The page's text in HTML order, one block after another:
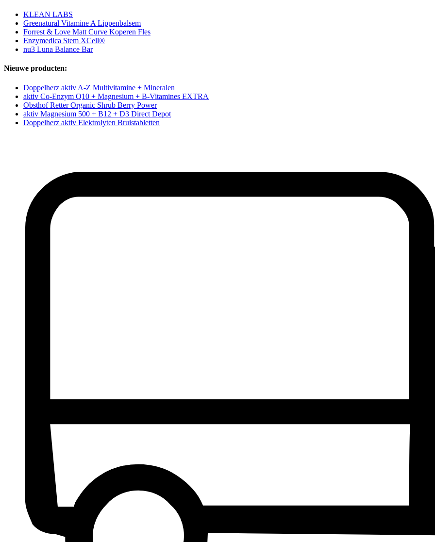
KLEAN LABS
Greenatural Vitamine A Lippenbalsem
Forrest & Love Matt Curve Koperen Fles
Enzymedica Stem XCell®
nu3 Luna Balance Bar
Nieuwe producten:
Doppelherz aktiv A-Z Multivitamine + Mineralen
aktiv Co-Enzym Q10 + Magnesium + B-Vitamines EXTRA
Obsthof Retter Organic Shrub Berry Power
aktiv Magnesium 500 + B12 + D3 Direct Depot
Doppelherz aktiv Elektrolyten Bruistabletten